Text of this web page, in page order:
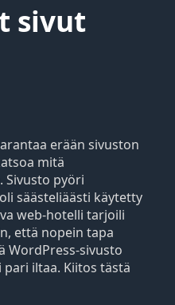
sivut
erään sivuston
mitä
Sivusto pyöri
säästeliäästi käytetty
web-hotelli tarjoili
että nopein tapa
WordPress-sivusto
pari iltaa. Kiitos tästä